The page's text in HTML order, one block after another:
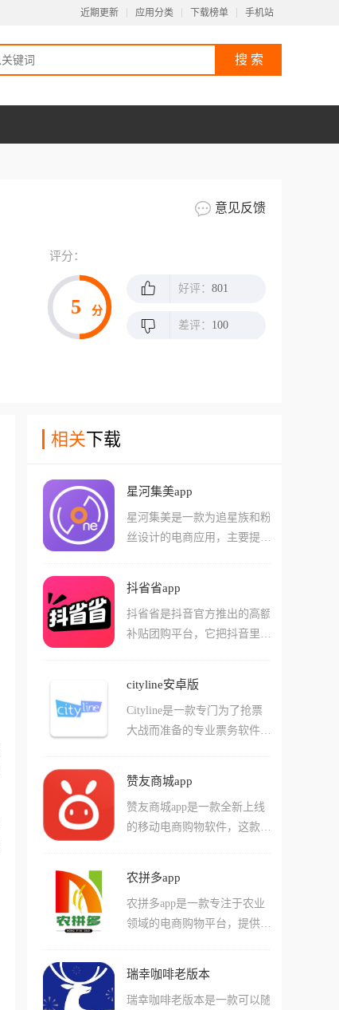
近期更新 应用分类 下载榜单 手机站
意见反馈
评分：
5 分
好评： 801
差评： 100
相关下载
星河集美app
星河集美是一款为追星族和粉
丝设计的电商应用，主要提供
关的商品，包括但不限于实体
专辑、签名海报、写真集以及
限量版和定制款商品，提供了
捷的一键式登录方式。
抖省省app
抖省省是抖音官方推出的高额
补贴团购平台，它把抖音里那
一刀，新用户甚至能享受到0.
01元喝瑞幸和吃麦当劳的逆天
福利，它不仅能帮你省钱，还
烦恼，是出门逛街必带的省钱
cityline安卓版
Cityline是一款专门为了抢票
大战而准备的专业票务软件，
电影院、舞台剧甚至足球比赛
都可以买到，而且有很多大牌
演唱会的独家授权渠道，票源
之后拿着手机扫码就能进场，
赞友商城app
赞友商城app是一款全新上线
的移动电商购物软件，这款软
式，为各种类型的客户来提供
服务和网购！在游戏中玩家们
还可以尝试着观看各种不同类
户们还能获得不少阅读奖励和
农拼多app
农拼多app是一款专注于农业
领域的电商购物平台，提供丰
发起拼团享受优惠价格。农拼
多对入驻的农产品进行严格筛
瑞幸咖啡老版本
瑞幸咖啡老版本是一款可以随